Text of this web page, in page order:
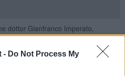
- Do Not Process My
dottor Gianfranco Imperato,
del gruppo Trasteel,
curatela fallimentare della banca